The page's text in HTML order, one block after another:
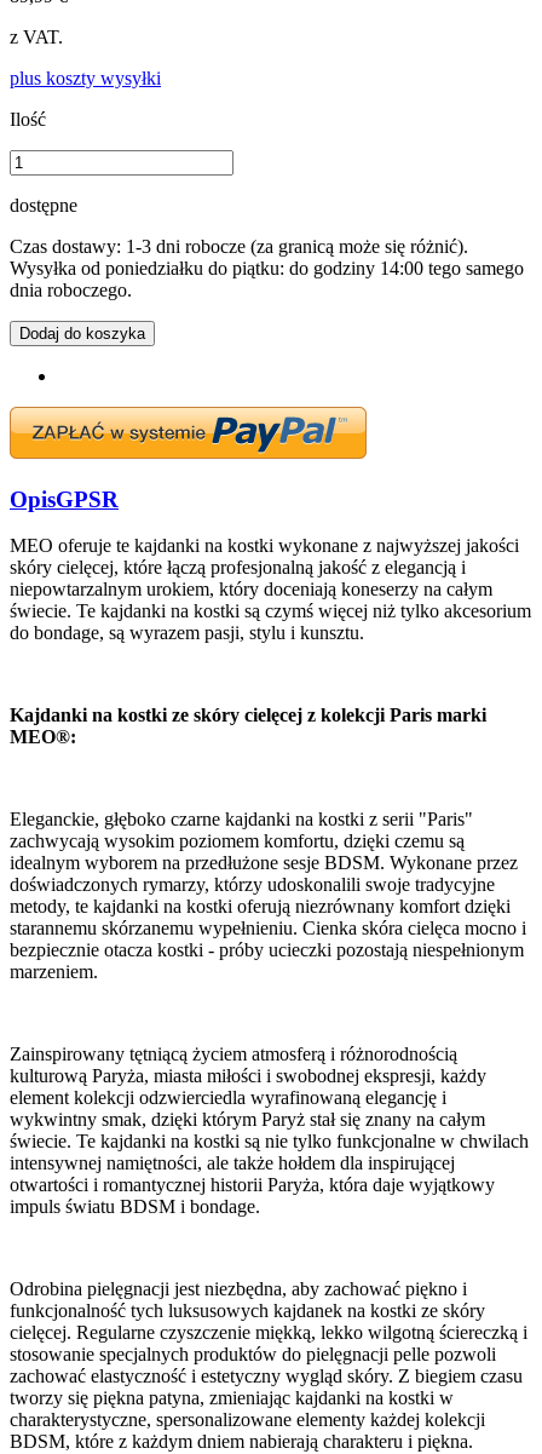
z VAT.
plus koszty wysyłki
Ilość
dostępne
Czas dostawy: 1-3 dni robocze (za granicą może się różnić).
Wysyłka od poniedziałku do piątku: do godziny 14:00 tego samego
dnia roboczego.
Dodaj do koszyka
OpisGPSR
MEO oferuje te kajdanki na kostki wykonane z najwyższej jakości
skóry cielęcej, które łączą profesjonalną jakość z elegancją i
niepowtarzalnym urokiem, który doceniają koneserzy na całym
świecie. Te kajdanki na kostki są czymś więcej niż tylko akcesorium
do bondage, są wyrazem pasji, stylu i kunsztu.
Kajdanki na kostki ze skóry cielęcej z kolekcji Paris marki
MEO®:
Eleganckie, głęboko czarne kajdanki na kostki z serii "Paris"
zachwycają wysokim poziomem komfortu, dzięki czemu są
idealnym wyborem na przedłużone sesje BDSM. Wykonane przez
doświadczonych rymarzy, którzy udoskonalili swoje tradycyjne
metody, te kajdanki na kostki oferują niezrównany komfort dzięki
starannemu skórzanemu wypełnieniu. Cienka skóra cielęca mocno i
bezpiecznie otacza kostki - próby ucieczki pozostają niespełnionym
marzeniem.
Zainspirowany tętniącą życiem atmosferą i różnorodnością
kulturową Paryża, miasta miłości i swobodnej ekspresji, każdy
element kolekcji odzwierciedla wyrafinowaną elegancję i
wykwintny smak, dzięki którym Paryż stał się znany na całym
świecie. Te kajdanki na kostki są nie tylko funkcjonalne w chwilach
intensywnej namiętności, ale także hołdem dla inspirującej
otwartości i romantycznej historii Paryża, która daje wyjątkowy
impuls światu BDSM i bondage.
Odrobina pielęgnacji jest niezbędna, aby zachować piękno i
funkcjonalność tych luksusowych kajdanek na kostki ze skóry
cielęcej. Regularne czyszczenie miękką, lekko wilgotną ściereczką i
stosowanie specjalnych produktów do pielęgnacji pelle pozwoli
zachować elastyczność i estetyczny wygląd skóry. Z biegiem czasu
tworzy się piękna patyna, zmieniając kajdanki na kostki w
charakterystyczne, spersonalizowane elementy każdej kolekcji
BDSM, które z każdym dniem nabierają charakteru i piękna.